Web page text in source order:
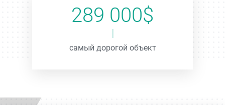
289 000$
самый дорогой объект